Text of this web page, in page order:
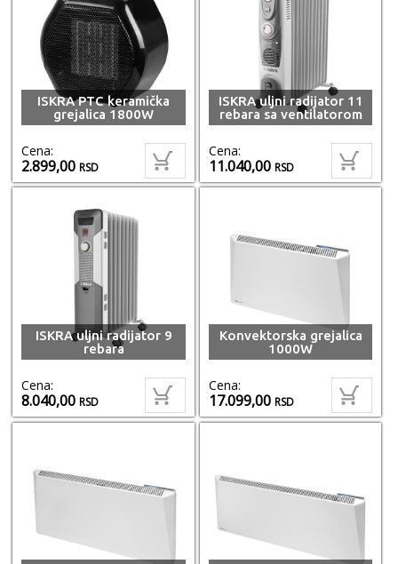
ISKRA PTC keramička
grejalica 1800W
Cena:
2.899,00RSD
ISKRA uljni radijator 11
rebara sa ventilatorom
Cena:
11.040,00RSD
ISKRA uljni radijator 9
rebara
Cena:
8.040,00RSD
Konvektorska grejalica
1000W
Cena:
17.099,00RSD